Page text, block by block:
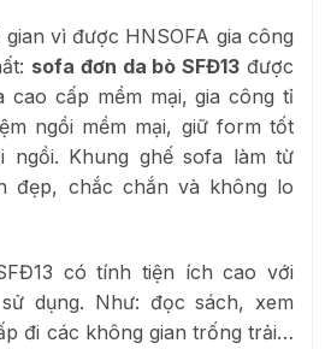
vì được HNSOFA gia công
sofa đơn da bò SFĐ13 được
cao cấp mềm mại, gia công tỉ
ngồi mềm mại, giữ form tốt
ngồi. Khung ghế sofa làm từ
đẹp, chắc chắn và không lo
có tính tiện ích cao với
dụng. Như: đọc sách, xem
đi các không gian trống trải…